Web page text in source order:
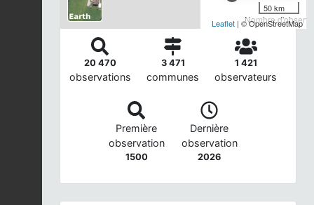
Nombre
50 km
Leaflet | © OpenStreetMap
20 470
observations
3 471
communes
1 421
observateurs
Première
observation
1500
Dernière
observation
2026